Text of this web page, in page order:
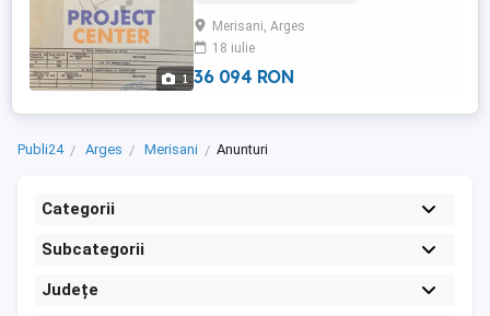
1
proprietate apa si electricitate. Ideal
pentru construirea unei case, fiind intr-o ...
Merisani, Arges
18 iulie
36 094 RON
Publi24 Arges Merisani Anunturi
Categorii
Subcategorii
Județe